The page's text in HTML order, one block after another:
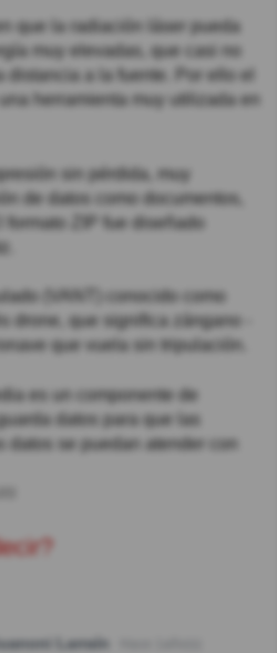
que la radiación láser pueda
muy elevadas, que casi no
distancia a la fuente. Por ello el
herramienta muy utilizada en
sin pérdida, muy
de datos como documentos,
formato ZIP fue diseñado
(VANT) conocido como
drone, que significa zángano -
que vuela sin tripulación.
es un componente de
datos para que las
datos se puedan atender con
Larraín